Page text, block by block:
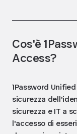
Cos'è
Access?
1Password
sicurezza
sicurezza e IT a
l'accesso di